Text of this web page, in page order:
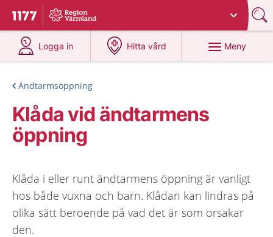
Till startsidan för 1177
Du har valt region
Logga in
på 1177.se
Hitta vård
på 1177.se
Meny
Ändtarmsöppning
Klåda vid ändtarmens
öppning
Klåda i eller runt ändtarmens öppning är vanligt
hos både vuxna och barn. Klådan kan lindras på
olika sätt beroende på vad det är som orsakar
den.